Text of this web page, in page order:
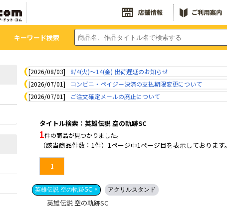
キーワード検索
[2026/08/03]
8/4(火)～14(金) 出荷遅延のお知らせ
[2026/07/01]
コンビニ・ペイジー決済の支払期限変更について
[2026/07/01]
ご注文確定メールの廃止について
タイトル検索：英雄伝説 空の軌跡SC
1件の商品が見つかりました。
（該当商品件数：1件）1ページ中1ページ目を表示しております。
1
英雄伝説 空の軌跡SC × アクリルスタンド
英雄伝説 空の軌跡SC